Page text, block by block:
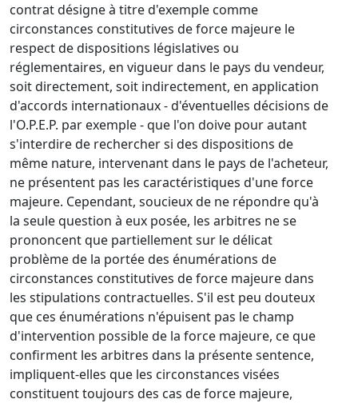
contrat désigne à titre d'exemple comme
circonstances constitutives de force majeure le
respect de dispositions législatives ou
réglementaires, en vigueur dans le pays du vendeur,
soit directement, soit indirectement, en application
d'accords internationaux - d'éventuelles décisions de
l'O.P.E.P. par exemple - que l'on doive pour autant
s'interdire de rechercher si des dispositions de
même nature, intervenant dans le pays de l'acheteur,
ne présentent pas les caractéristiques d'une force
majeure. Cependant, soucieux de ne répondre qu'à
la seule question à eux posée, les arbitres ne se
prononcent que partiellement sur le délicat
problème de la portée des énumérations de
circonstances constitutives de force majeure dans
les stipulations contractuelles. S'il est peu douteux
que ces énumérations n'épuisent pas le champ
d'intervention possible de la force majeure, ce que
confirment les arbitres dans la présente sentence,
impliquent-elles que les circonstances visées
constituent toujours des cas de force majeure,